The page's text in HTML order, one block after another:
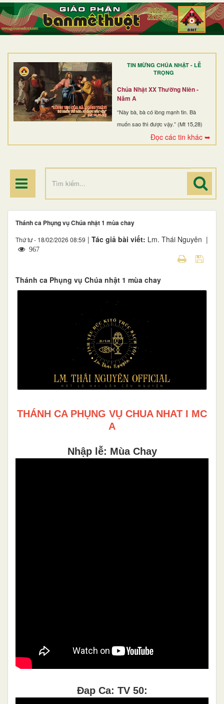
TIN MỪNG CHÚA NHẬT - LỄ
TRỌNG
Chúa Nhật XX Thường Niên -
Năm A
“Này bà, bà có lòng mạnh tin. Bà
muốn sao thì được vậy.” (Mt 15,28)
Đọc các tin khác ➥
TRANG NHẤT
GIỚI THIỆU
DÒNG TU
BAN MỤC VỤ
ĐOÀN THỂ CG
ĐIỂM HÀNH HƯƠNG
Thánh ca Phụng vụ Chúa nhật 1 mùa chay
Thứ tư - 18/02/2026 08:59 | Tác giả bài viết: Lm. Thái Nguyên |
967
Thánh ca Phụng vụ Chúa nhật 1 mùa chay
THÁNH CA PHỤNG VỤ CHUA NHAT I MC
A
Nhập lễ: Mùa Chay
Đap Ca: TV 50: